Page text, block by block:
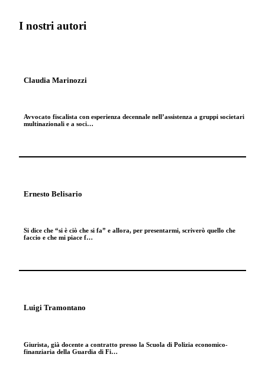
I nostri autori
Claudia Marinozzi
Avvocato fiscalista con esperienza decennale nell’assistenza a gruppi societari
multinazionali e a soci…
Ernesto Belisario
Si dice che “si è ciò che si fa” e allora, per presentarmi, scriverò quello che
faccio e che mi piace f…
Luigi Tramontano
Giurista, già docente a contratto presso la Scuola di Polizia economico-
finanziaria della Guardia di Fi…